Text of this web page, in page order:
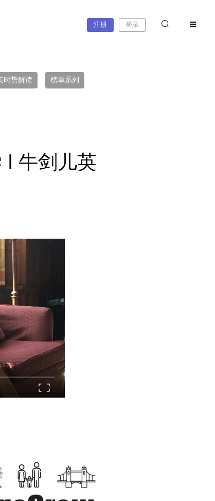
注册 登录
时势解读 榜单系列
I 牛剑儿英